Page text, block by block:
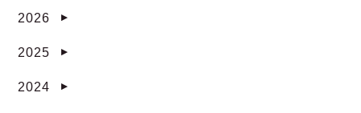
2026 ▼
2025 ▼
2024 ▼